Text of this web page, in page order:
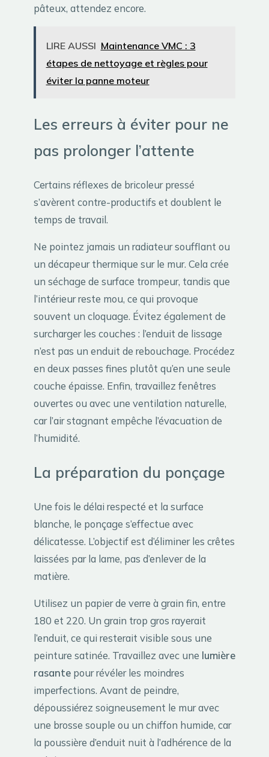
pâteux, attendez encore.
LIRE AUSSI Maintenance VMC : 3
étapes de nettoyage et règles pour
éviter la panne moteur
Les erreurs à éviter pour ne
pas prolonger l’attente
Certains réflexes de bricoleur pressé
s’avèrent contre-productifs et doublent le
temps de travail.
Ne pointez jamais un radiateur soufflant ou
un décapeur thermique sur le mur. Cela crée
un séchage de surface trompeur, tandis que
l’intérieur reste mou, ce qui provoque
souvent un cloquage. Évitez également de
surcharger les couches : l’enduit de lissage
n’est pas un enduit de rebouchage. Procédez
en deux passes fines plutôt qu’en une seule
couche épaisse. Enfin, travaillez fenêtres
ouvertes ou avec une ventilation naturelle,
car l’air stagnant empêche l’évacuation de
l’humidité.
La préparation du ponçage
Une fois le délai respecté et la surface
blanche, le ponçage s’effectue avec
délicatesse. L’objectif est d’éliminer les crêtes
laissées par la lame, pas d’enlever de la
matière.
Utilisez un papier de verre à grain fin, entre
180 et 220. Un grain trop gros rayerait
l’enduit, ce qui resterait visible sous une
peinture satinée. Travaillez avec une lumière
rasante pour révéler les moindres
imperfections. Avant de peindre,
dépoussiérez soigneusement le mur avec
une brosse souple ou un chiffon humide, car
la poussière d’enduit nuit à l’adhérence de la